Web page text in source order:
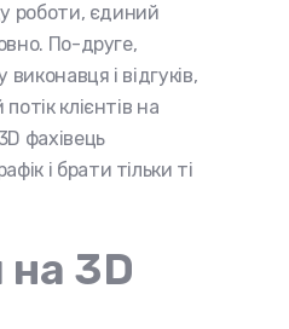
роботи, єдиний
По-друге,
і відгуків,
клієнтів на
фахівець
і брати тільки ті
на 3D